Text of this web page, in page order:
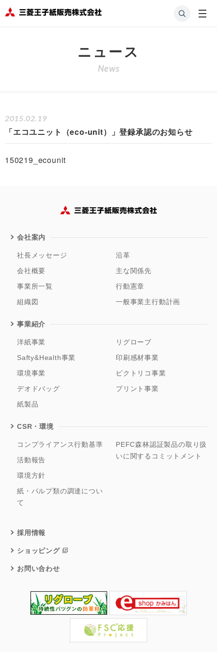
HOME
会社案
内
ニュー
ス
「エコユニット（eco-unit）」登録承認のお
知らせ
ニュース
News
2015.02.19
「エコユニット（eco-unit）」登録承認のお知らせ
150219_ecounit
会社案内
社長メッセージ
会社概要
事業所一覧
組織図
沿革
主な関係先
行動憲章
一般事業主行動計画
事業紹介
洋紙事業
Safty&Health事業
環境事業
デオドバッグ
紙製品
リグローブ
印刷感材事業
ピクトリコ事業
プリント事業
CSR・環境
コンプライアンス行動基準
活動報告
環境方針
紙・パルプ類の調達につい
て
PEFC森林認証製品の取り扱
いに関するコミットメント
採用情報
ショッピング
お問い合わせ